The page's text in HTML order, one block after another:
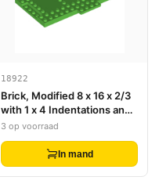
18922
Brick, Modified 8 x 16 x 2/3
with 1 x 4 Indentations and 1
x 4 Plate
3 op voorraad
In mand